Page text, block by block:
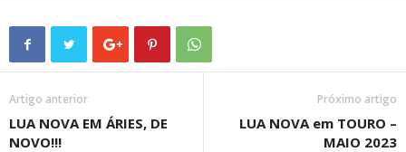
Artigo anterior
LUA NOVA EM ÁRIES, DE
NOVO!!!
Próximo artigo
LUA NOVA em TOURO –
MAIO 2023